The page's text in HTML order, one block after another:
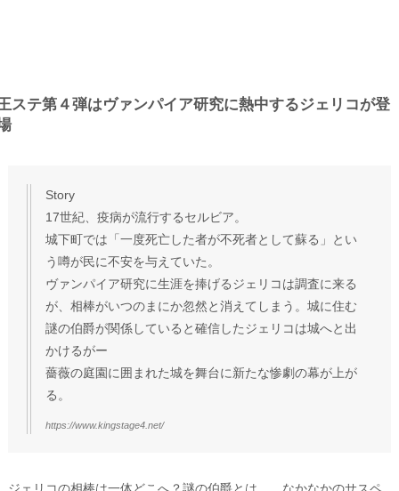
ステ第４弾はヴァンパイア研究に熱中するジェリコが登
Story
17世紀、疫病が流行するセルビア。
城下町では「一度死亡した者が不死者として蘇る」とい
う噂が民に不安を与えていた。
ヴァンパイア研究に生涯を捧げるジェリコは調査に来る
が、相棒がいつのまにか忽然と消えてしまう。城に住む
謎の伯爵が関係していると確信したジェリコは城へと出
かけるがー
薔薇の庭園に囲まれた城を舞台に新たな惨劇の幕が上が
る。
https://www.kingstage4.net/